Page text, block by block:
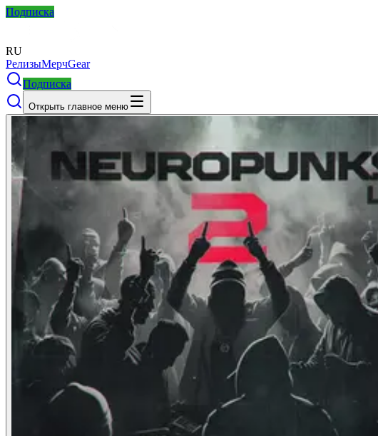
Подписка
RU
РелизыМерчGear
Подписка
Открыть главное меню